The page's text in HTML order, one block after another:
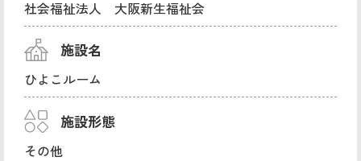
社会福祉法人 大阪新生福祉会
施設名
ひよこルーム
施設形態
その他